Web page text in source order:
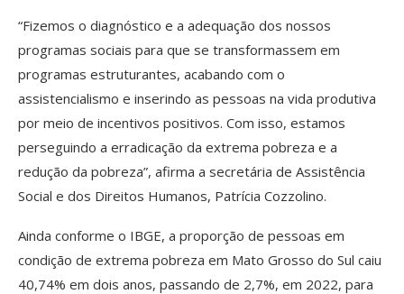
“Fizemos o diagnóstico e a adequação dos nossos
programas sociais para que se transformassem em
programas estruturantes, acabando com o
assistencialismo e inserindo as pessoas na vida produtiva
por meio de incentivos positivos. Com isso, estamos
perseguindo a erradicação da extrema pobreza e a
redução da pobreza”, afirma a secretária de Assistência
Social e dos Direitos Humanos, Patrícia Cozzolino.
Ainda conforme o IBGE, a proporção de pessoas em
condição de extrema pobreza em Mato Grosso do Sul caiu
40,74% em dois anos, passando de 2,7%, em 2022, para